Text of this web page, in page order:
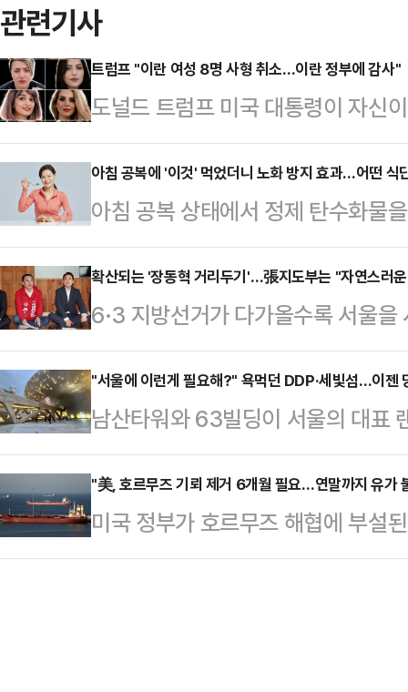
관련기사
트럼프 "이란 여성 8명 사형 취소…이란 정부에 감사"
도널드 트럼프 미국 대통령이 자신
가 이뤄졌다면서 이란 정부에 감사
프 대통령은 22일(현지시간) 소셜
부가 내 요청을 받아들여 여성 8명
즉시 석방될 것이고 4명은 징역 1
면서 “이란과 그 지도자들이 미국
됐던 처형을 취소했다. 매우 감사하
8명의 여성을…
아침 공복에 '이것' 먹었더니 노화 방지 효과…어떤 식
아침 공복 상태에서 정제 탄수화물
아침 식사에서는 탄수화물을 줄이
는 게 좋다.아침에 먹는 사과는 '금'
으면 비교적 소화가 빠르게 이루어
되는 느낌을 받을 수 있다.과일에는
침에 에너지를 보충하는 데도 도움
질, 식이섬유 등이 풍부하다. 세포
이 함유돼 있…
확산되는 '장동혁 거리두기'…張지도부는 "자연스러
6·3 지방선거가 다가올수록 서울을
속 광역단체장 후보들이 중앙당과
고립이 현실화되는 양상이다. 당대
당 지도부는 기존 선거에서 중앙당
표가 선대위를 총괄할 것이란 의지
지사 후보인 김진태 지사는 22일
멋진 장동혁으로 돌아가달라"며 작
을 다녀보니 '내가 원래 …
"서울에 이런게 필요해?" 욕먹던 DDP·세빛섬…이젠
남산타워와 63빌딩이 서울의 대표
장한 두 건물은 70년대 '한강의 기
국민들에게 "우리도 선진국이 될
기도 하다.90년대와 2000년대를
진입했다. 적어도 소득수준으로는
"美, 호르무즈 기뢰 제거 6개월 필요…연말까지 유가
미국 정부가 호르무즈 해협에 부설
것이라고 내다봤다.워싱턴포스트